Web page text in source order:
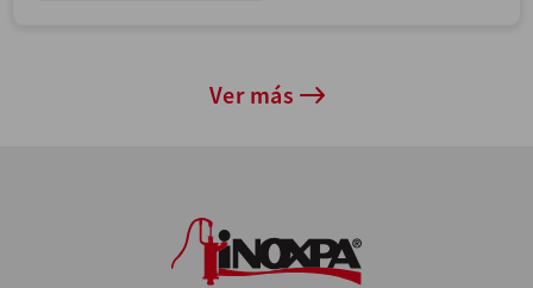
Ver más